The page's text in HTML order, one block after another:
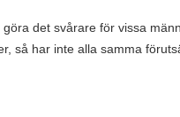
det svårare för vissa
så har inte alla samma